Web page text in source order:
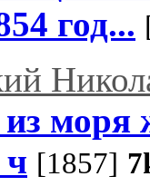
год...
из
[1857]